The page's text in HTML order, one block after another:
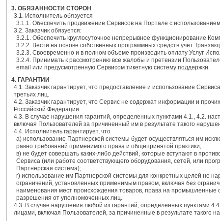
3. ОБЯЗАННОСТИ СТОРОН
3.1. Исполнитель обязуется
3.1.1. Обеспечить продвижение Сервисов на Портале с
3.2. Заказчик обязуется:
3.2.1. Обеспечить круглосуточное непрерывное функционирование
3.2.2. Вести на основе собственных программных средств учет
3.2.3. Своевременно и в полном объеме производить оплату Услуг
3.2.4. Принимать к рассмотрению все жалобы и претензии
email или предусмотренную Сервисом тикетную систему поддержки.
4. ГАРАНТИИ
4.1. Заказчик гарантирует, что предоставление и использование
третьих лиц.
4.2. Заказчик гарантирует, что Сервис не содержат информации и
Российской Федерации.
4.3. В случае нарушения гарантий, определенных пунктами 4.1., 4.2.
включая Пользователей за причиненный им в результате такого
4.4. Исполнитель гарантирует, что
a) использование Партнерской системы будет осуществляться им
равно требований применимого права и общепринятой практики;
в) не будет совершать каких-либо действий, которые вступают в
Сервиса (или работе соответствующего оборудования, сетей, или
Партнерская система);
г) использование им Партнерской системы для конкретных целей не
ограничений, установленных применимым правом, включая без
наименования мест происхождения товаров, права на
разрешения от уполномоченных лиц.
4.3. В случае нарушения любой из гарантий, определенных пунктами
лицами, включая Пользователей, за причиненные в результате такого